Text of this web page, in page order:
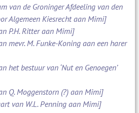
van de Groninger Afdeeling van den
Algemeen Kiesrecht aan Mimi]
P.H. Ritter aan Mimi]
mevr. M. Funke-Koning aan een harer
het bestuur van ‘Nut en Genoegen’
Q. Moggenstorn (?) aan Mimi]
van W.L. Penning aan Mimi]